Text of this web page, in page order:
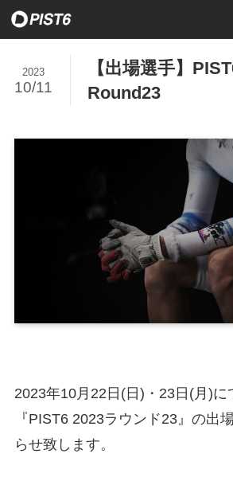
【出場選手】
Round23
2023
10/11
2023年10月22日(日)・23日(月)に
『PIST6 2023ラウンド23』の出
らせ致します。